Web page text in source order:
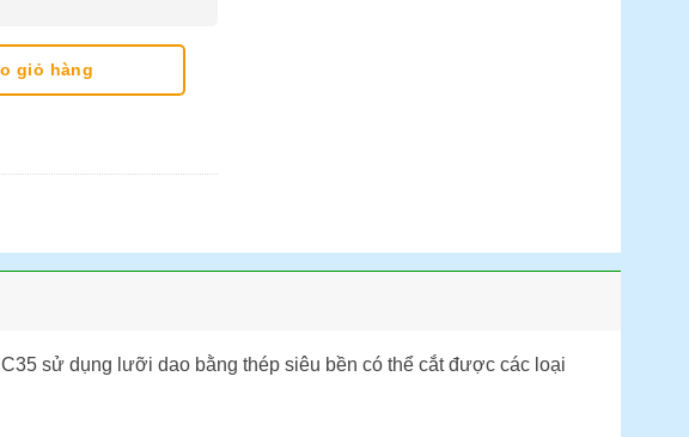
Lần số lượng
giỏ hàng
sử dụng lưỡi dao bằng thép siêu bền có thể cắt được các loại